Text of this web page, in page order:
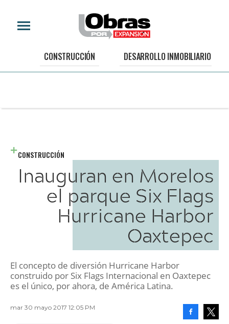
CONSTRUCCIÓN DESARROLLO INMOBILIARIO
CONSTRUCCIÓN
Inauguran en Morelos
el parque Six Flags
Hurricane Harbor
Oaxtepec
El concepto de diversión Hurricane Harbor
construido por Six Flags Internacional en Oaxtepec
es el único, por ahora, de América Latina.
mar 30 mayo 2017 12:05 PM